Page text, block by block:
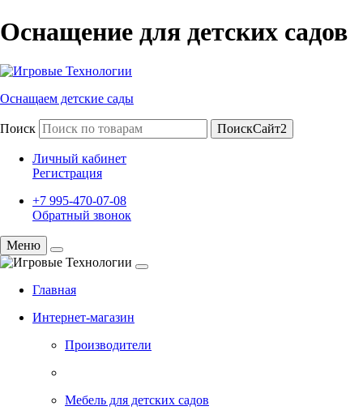
Оснащение для детских садов
Оснащаем детские сады
Поиск ПоискСайт2
Личный кабинет
Регистрация
+7 995-470-07-08
Обратный звонок
Меню
Главная
Интернет-магазин
Производители
Мебель для детских садов